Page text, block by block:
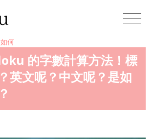
如何
的字數計算方法！標
英文呢？中文呢？是如